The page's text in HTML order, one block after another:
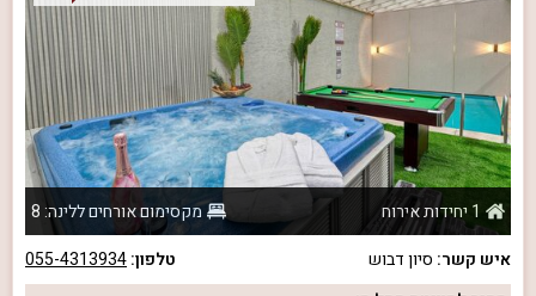
1 יחידות אירוח
מקסימום אורחים ללינה: 8
איש קשר: סיון דבוש טלפון:055-4313934